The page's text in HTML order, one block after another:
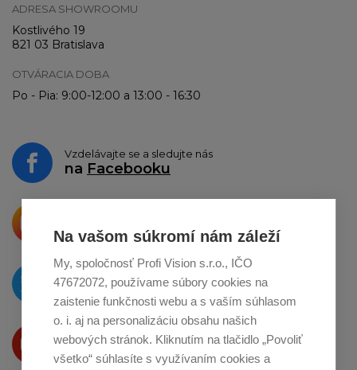
Na vašom súkromí nám záleží
My, spoločnosť Profi Vision s.r.o., IČO
47672072, používame súbory cookies na
zaistenie funkčnosti webu a s vaším súhlasom
o. i. aj na personalizáciu obsahu našich
webových stránok. Kliknutím na tlačidlo „Povoliť
všetko“ súhlasíte s využívaním cookies a
ADRESA SHOWROOMU
Kostlivého 19
821 03 Bratislava
OTVÁRACIA DOBA
Po - Pia: 9:00-12:00 a 13:00 - 16:30
Vzdelávajte se a sledujte nás
na Facebooku
o zdieľanie naInstagrame
O novinkách píšeme
naTwitteri
Produkty Vám predstavujeme
na Youtube